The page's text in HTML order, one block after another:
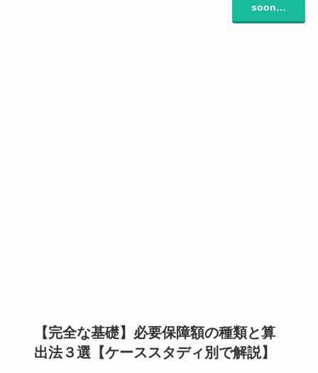
soon…
【完全な基礎】必要保障額の種類と算
出法３選【ケーススタディ別で解説】